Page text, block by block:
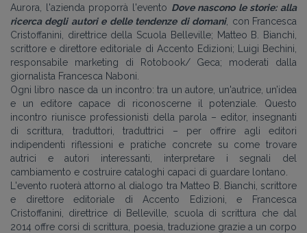
Aurora, l'azienda proporrà l'evento Dove nascono le storie: alla
ricerca degli autori e delle tendenze di domani, con Francesca
Cristoffanini, direttrice della Scuola Belleville; Matteo B. Bianchi,
scrittore e direttore editoriale di Accento Edizioni; Luigi Bechini,
responsabile marketing di Rotobook/ Geca; moderati dalla
giornalista Francesca Naboni.
Ogni libro nasce da un incontro: tra un autore, un'autrice, un’idea
e un editore capace di riconoscerne il potenziale. Questo
incontro riunisce professionisti della parola – editor, insegnanti
di scrittura, traduttori, traduttrici – per offrire agli editori
indipendenti riflessioni e pratiche concrete su come trovare
autrici e autori interessanti, interpretare i segnali del
cambiamento e costruire cataloghi capaci di guardare lontano.
L'evento ruoterà attorno al dialogo tra Matteo B. Bianchi, scrittore
e direttore editoriale di Accento Edizioni, e Francesca
Cristoffanini, direttrice di Belleville, scuola di scrittura che dal
2014 offre corsi di scrittura, poesia, traduzione grazie a un corpo